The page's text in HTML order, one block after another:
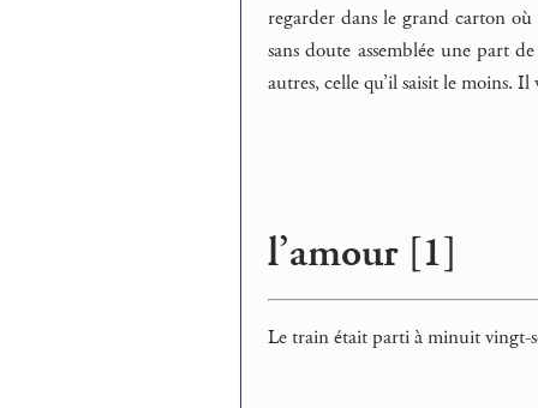
regarder dans le grand carton où
sans doute assemblée une part
autres, celle qu’il saisit le moins.
l’amour [1]
Le train était parti à minuit vingt-